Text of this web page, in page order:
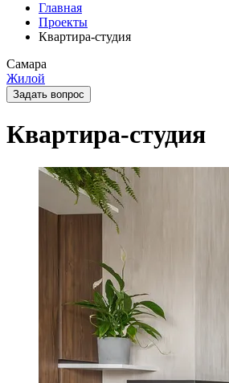
Главная
Проекты
Квартира-студия
Самара
Жилой
Задать вопрос
Квартира-студия